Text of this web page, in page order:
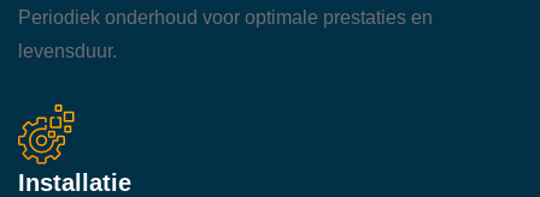
Periodiek onderhoud voor optimale prestaties en
levensduur.
Installatie